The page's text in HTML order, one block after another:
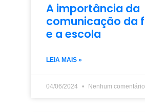
A importância da
comunicação da
e a escola
LEIA MAIS »
04/06/2024 Nenhum comentário